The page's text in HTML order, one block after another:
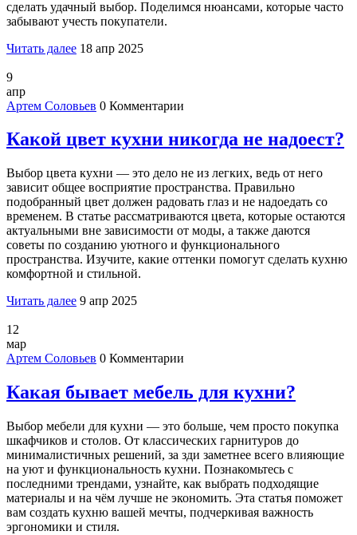
сделать удачный выбор. Поделимся нюансами, которые часто
забывают учесть покупатели.
Читать далее 18 апр 2025
9
апр
Артем Соловьев 0 Комментарии
Какой цвет кухни никогда не надоест?
Выбор цвета кухни — это дело не из легких, ведь от него
зависит общее восприятие пространства. Правильно
подобранный цвет должен радовать глаз и не надоедать со
временем. В статье рассматриваются цвета, которые остаются
актуальными вне зависимости от моды, а также даются
советы по созданию уютного и функционального
пространства. Изучите, какие оттенки помогут сделать кухню
комфортной и стильной.
Читать далее 9 апр 2025
12
мар
Артем Соловьев 0 Комментарии
Какая бывает мебель для кухни?
Выбор мебели для кухни — это больше, чем просто покупка
шкафчиков и столов. От классических гарнитуров до
минималистичных решений, за зди заметнее всего влияющие
на уют и функциональность кухни. Познакомьтесь с
последними трендами, узнайте, как выбрать подходящие
материалы и на чём лучше не экономить. Эта статья поможет
вам создать кухню вашей мечты, подчеркивая важность
эргономики и стиля.